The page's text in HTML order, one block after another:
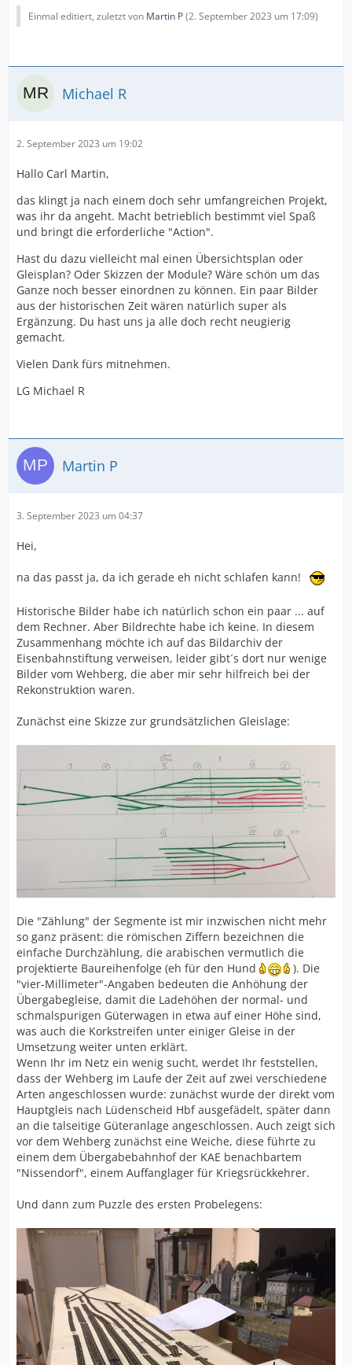
Einmal editiert, zuletzt von Martin P(2. September 2023 um 17:09)
Michael R
2. September 2023 um 19:02
Hallo Carl Martin,
das klingt ja nach einem doch sehr umfangreichen Projekt,
was ihr da angeht. Macht betrieblich bestimmt viel Spaß
und bringt die erforderliche "Action".
Hast du dazu vielleicht mal einen Übersichtsplan oder
Gleisplan? Oder Skizzen der Module? Wäre schön um das
Ganze noch besser einordnen zu können. Ein paar Bilder
aus der historischen Zeit wären natürlich super als
Ergänzung. Du hast uns ja alle doch recht neugierig
gemacht.
Vielen Dank fürs mitnehmen.
LG Michael R
Martin P
3. September 2023 um 04:37
Hei,
na das passt ja, da ich gerade eh nicht schlafen kann!
Historische Bilder habe ich natürlich schon ein paar ... auf
dem Rechner. Aber Bildrechte habe ich keine. In diesem
Zusammenhang möchte ich auf das Bildarchiv der
Eisenbahnstiftung verweisen, leider gibt´s dort nur wenige
Bilder vom Wehberg, die aber mir sehr hilfreich bei der
Rekonstruktion waren.
Zunächst eine Skizze zur grundsätzlichen Gleislage:
Die "Zählung" der Segmente ist mir inzwischen nicht mehr
so ganz präsent: die römischen Ziffern bezeichnen die
einfache Durchzählung, die arabischen vermutlich die
projektierte Baureihenfolge (eh für den Hund
). Die
"vier-Millimeter"-Angaben bedeuten die Anhöhung der
Übergabegleise, damit die Ladehöhen der normal- und
schmalspurigen Güterwagen in etwa auf einer Höhe sind,
was auch die Korkstreifen unter einiger Gleise in der
Umsetzung weiter unten erklärt.
Wenn Ihr im Netz ein wenig sucht, werdet Ihr feststellen,
dass der Wehberg im Laufe der Zeit auf zwei verschiedene
Arten angeschlossen wurde: zunächst wurde der direkt vom
Hauptgleis nach Lüdenscheid Hbf ausgefädelt, später dann
an die talseitige Güteranlage angeschlossen. Auch zeigt sich
vor dem Wehberg zunächst eine Weiche, diese führte zu
einem dem Übergabebahnhof der KAE benachbartem
"Nissendorf", einem Auffanglager für Kriegsrückkehrer.
Und dann zum Puzzle des ersten Probelegens: